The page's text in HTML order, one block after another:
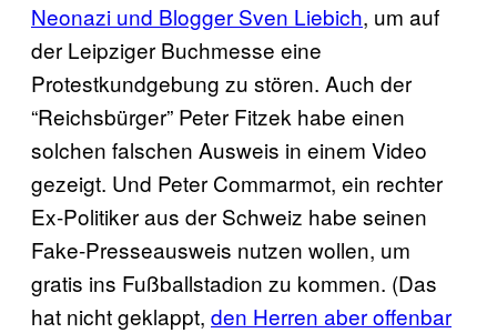
Neonazi und Blogger Sven Liebich, um auf
der Leipziger Buchmesse eine
Protestkundgebung zu stören. Auch der
“Reichsbürger” Peter Fitzek habe einen
solchen falschen Ausweis in einem Video
gezeigt. Und Peter Commarmot, ein rechter
Ex-Politiker aus der Schweiz habe seinen
Fake-Presseausweis nutzen wollen, um
gratis ins Fußballstadion zu kommen. (Das
hat nicht geklappt, den Herren aber offenbar